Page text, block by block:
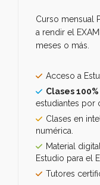
Curso mensual
a rendir el
meses o más.
Acceso a
Clases
estudiantes por
Clases en
numérica.
Material
Estudio para el
Tutores